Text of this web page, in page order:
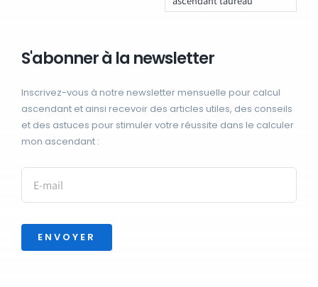
S'abonner à la newsletter
Inscrivez-vous à notre newsletter mensuelle pour calcul
ascendant et ainsi recevoir des articles utiles, des conseils
et des astuces pour stimuler votre réussite dans le calculer
mon ascendant :
ENVOYER